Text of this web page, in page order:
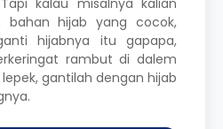
kalau misalnya kalian
bahan hijab yang cocok,
hijabnya itu gapapa,
rambut di dalem
gantilah dengan hijab